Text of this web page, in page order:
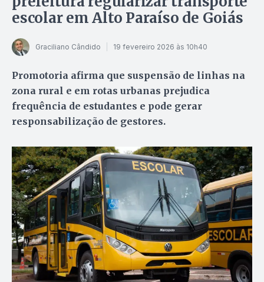
escolar em Alto Paraíso de Goiás
Graciliano Cândido 19 fevereiro 2026 às 10h40
Promotoria afirma que suspensão de linhas na
zona rural e em rotas urbanas prejudica
frequência de estudantes e pode gerar
responsabilização de gestores.